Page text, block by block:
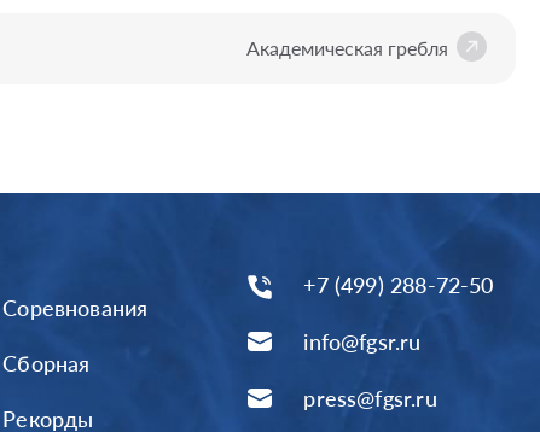
Академическая гребля
Соревнования
Сборная
Рекорды
+7 (499) 288-72-50
info@fgsr.ru
press@fgsr.ru